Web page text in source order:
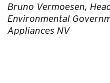
Bruno Vermoesen,
Environmental
Appliances NV